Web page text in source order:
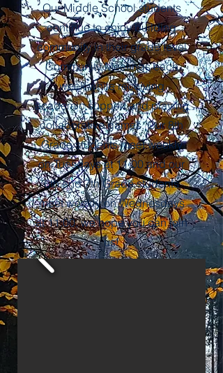
Our Middle School students
continue to enjoy building
community in their grade level
Community Meetings each
week while receiving
academic support and playing
collaborative games. Our 8th
Grade students meet weekly
on Tuesdays at 11:00 and our
6th and 7th Grade students
meet weekly on Wednesdays
at 11:00, we hope you can join
us!